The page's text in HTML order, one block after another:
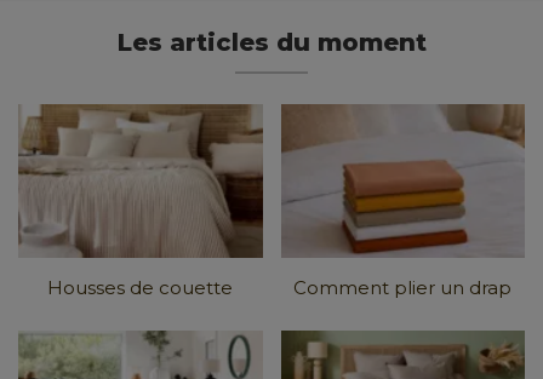
Les articles du moment
Housses de couette
couleurs et
Comment plier un drap
conseils en images